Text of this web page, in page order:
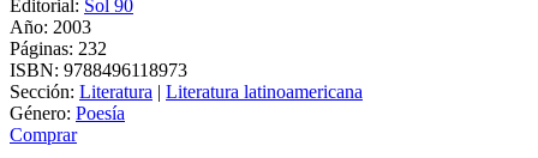
Editorial: Sol 90
Año: 2003
Páginas: 232
ISBN: 9788496118973
Sección: Literatura | Literatura latinoamericana
Género: Poesía
Comprar